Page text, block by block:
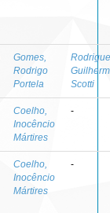
Gomes,
Rodrigo
Portela
Scotti
Coelho,
Inocêncio
Mártires
-
Coelho,
Inocêncio
Mártires
-